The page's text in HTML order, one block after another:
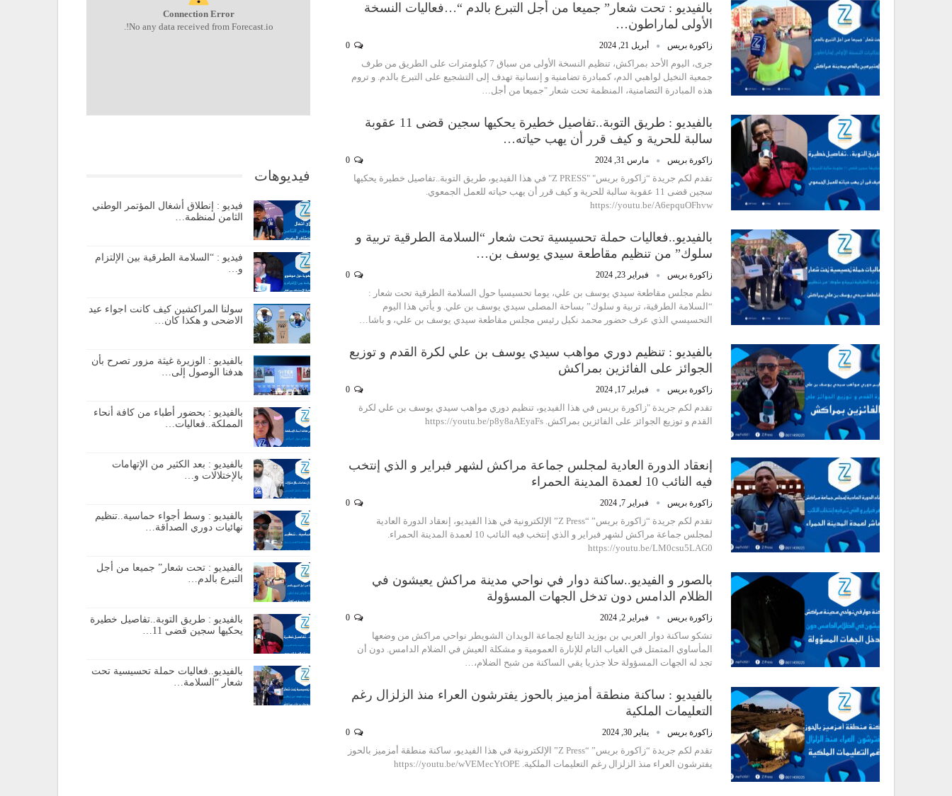
بالفيديو : تحت شعار” جميعا من أجل التبرع بالدم “…فعاليات النسخة
الأولى لماراطون…
زاكورة بريس أبريل 21, 2024
جرى، اليوم الأحد بمراكش، تنظيم النسخة الأولى من سباق 7 كيلومترات على الطريق من طرف
جمعية النخيل لواهبي الدم، كمبادرة تضامنية و إنسانية تهدف إلى التشجيع على التبرع بالدم. و تروم
هذه المبادرة التضامنية، المنظمة تحت شعار "جميعا من أجل…
بالفيديو : طريق التوبة..تفاصيل خطيرة يحكيها سجين قضى 11 عقوبة
سالبة للحرية و كيف قرر أن يهب حياته…
زاكورة بريس مارس 31, 2024
تقدم لكم جريدة “زاكورة بريس" "Z PRESS" في هذا الفيديو، طريق التوبة..تفاصيل خطيرة يحكيها
سجين قضى 11 عقوبة سالبة للحرية و كيف قرر أن يهب حياته للعمل الجمعوي.
https://youtu.be/A6epquOFhvw
بالفيديو..فعاليات حملة تحسيسية تحت شعار “السلامة الطرقية تربية و
سلوك” من تنظيم مقاطعة سيدي يوسف بن…
زاكورة بريس فبراير 23, 2024
نظم مجلس مقاطعة سيدي يوسف بن علي، يوما تحسيسيا حول السلامة الطرقية تحت شعار :
“السلامة الطرقية، تربية و سلوك” بساحة المصلى سيدي يوسف بن علي. و يأتي هذا اليوم
التحسيسي الذي عرف حضور محمد نكيل رئيس مجلس مقاطعة سيدي يوسف بن علي، و باشا…
بالفيديو : تنظيم دوري مواهب سيدي يوسف بن علي لكرة القدم و توزيع
الجوائز على الفائزين بمراكش
زاكورة بريس فبراير 17, 2024
تقدم لكم جريدة "زاكورة بريس في هذا الفيديو، تنظيم دوري مواهب سيدي يوسف بن علي لكرة
القدم و توزيع الجوائز على الفائزين بمراكش. https://youtu.be/p8y8aAEyaFs
إنعقاد الدورة العادية لمجلس جماعة مراكش لشهر فبراير و الذي إنتخب
فيه النائب 10 لعمدة المدينة الحمراء
زاكورة بريس فبراير 7, 2024
تقدم لكم جريدة “زاكورة بريس” “Z Press” الإلكترونية في هذا الفيديو، إنعقاد الدورة العادية
لمجلس جماعة مراكش لشهر فبراير و الذي إنتخب فيه النائب 10 لعمدة المدينة الحمراء.
https://youtu.be/LM0csu5LAG0
بالصور و الفيديو..ساكنة دوار في نواحي مدينة مراكش يعيشون في
الظلام الدامس دون تدخل الجهات المسؤولة
زاكورة بريس فبراير 2, 2024
تشكو ساكنة دوار العربي بن بوزيد التابع لجماعة الويدان الشويطر نواحي مراكش من وضعها
المأساوي المتمتل في الغياب التام للإنارة العمومية و مشكلة العيش في الضلام الدامس. دون أن
تجد له الجهات المسؤولة حلا جذريا يقي الساكنة من شبح الضلام،…
بالفيديو : ساكنة منطقة أمزميز بالحوز يفترشون العراء منذ الزلزال رغم
التعليمات الملكية
زاكورة بريس يناير 30, 2024
تقدم لكم جريدة “زاكورة بريس” “Z Press” الإلكترونية في هذا الفيديو، ساكنة منطقة أمزميز بالحوز
يفترشون العراء منذ الزلزال رغم التعليمات الملكية. https://youtu.be/wVEMecYtOPE
Connection Error
No any data received from Forecast.io!.
فيديوهات
فيديو : إنطلاق أشغال المؤتمر الوطني
الثامن لمنظمة…
فيديو : “السلامة الطرقية بين الإلتزام
و…
سولنا المراكشين كيف كانت اجواء عيد
الاضحى و هكذا كان…
بالفيديو : الوزيرة غيثة مزور تصرح بأن
هدفنا الوصول إلى…
بالفيديو : بحضور أطباء من كافة أنحاء
المملكة..فعاليات…
بالفيديو : بعد الكثير من الإتهامات
بالإختلالات و…
بالفيديو : وسط أجواء حماسية..تنظيم
نهائيات دوري الصداقة…
بالفيديو : تحت شعار” جميعا من أجل
التبرع بالدم…
بالفيديو : طريق التوبة..تفاصيل خطيرة
يحكيها سجين قضى 11…
بالفيديو..فعاليات حملة تحسيسية تحت
شعار “السلامة…